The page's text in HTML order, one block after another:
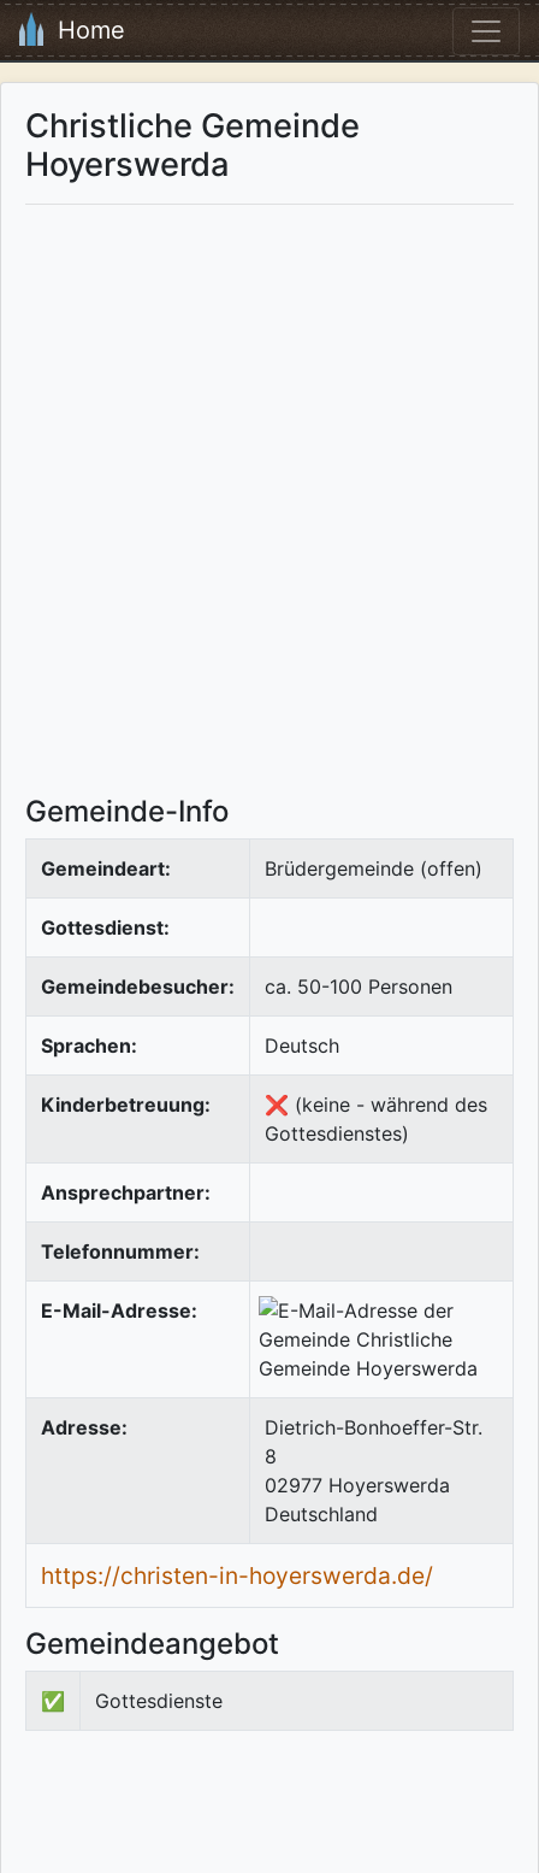
Home
Christliche Gemeinde
Hoyerswerda
Gemeinde-Info
Gemeindeart: Brüdergemeinde (offen)
Gottesdienst:
Gemeindebesucher: ca. 50-100 Personen
Sprachen: Deutsch
Kinderbetreuung:
❌ (keine - während des
Gottesdienstes)
Ansprechpartner:
Telefonnummer:
E-Mail-Adresse:
Adresse:
Dietrich-Bonhoeffer-Str.
8
02977 Hoyerswerda
Deutschland
https://christen-in-hoyerswerda.de/
Gemeindeangebot
✅ Gottesdienste